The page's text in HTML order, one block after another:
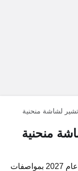
تشير لشاشة منحنية
منحنية
تخطط شركة آبل لإطلاق هاتف iPhone 20 عام 2027 بمواصفات